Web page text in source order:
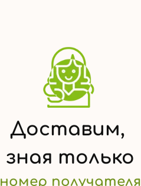
Доставим,
зная только
номер получателя